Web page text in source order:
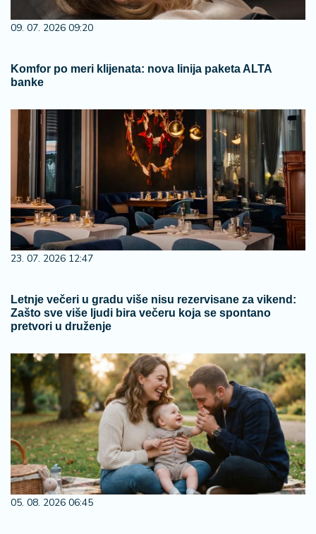
09. 07. 2026 09:20
Komfor po meri klijenata: nova linija paketa ALTA
banke
23. 07. 2026 12:47
Letnje večeri u gradu više nisu rezervisane za vikend:
Zašto sve više ljudi bira večeru koja se spontano
pretvori u druženje
05. 08. 2026 06:45